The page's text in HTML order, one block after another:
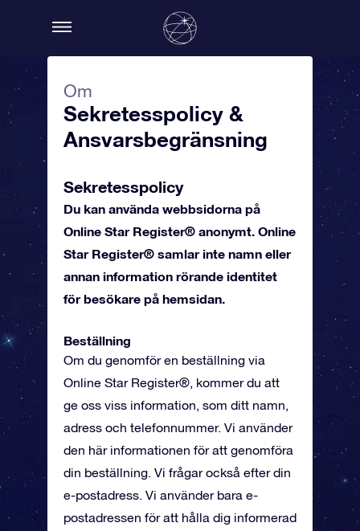
Om
Sekretesspolicy &
Ansvarsbegränsning
Sekretesspolicy
Du kan använda webbsidorna på
Online Star Register® anonymt. Online
Star Register® samlar inte namn eller
annan information rörande identitet
för besökare på hemsidan.
Beställning
Om du genomför en beställning via
Online Star Register®, kommer du att
ge oss viss information, som ditt namn,
adress och telefonnummer. Vi använder
den här informationen för att genomföra
din beställning. Vi frågar också efter din
e-postadress. Vi använder bara e-
postadressen för att hålla dig informerad